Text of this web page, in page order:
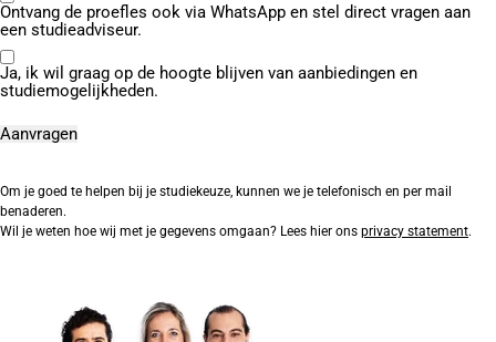
Ontvang de proefles ook via WhatsApp en stel direct vragen aan
een studieadviseur.
Ja, ik wil graag op de hoogte blijven van aanbiedingen en
studiemogelijkheden.
Om je goed te helpen bij je studiekeuze, kunnen we je telefonisch en per mail
benaderen.
Wil je weten hoe wij met je gegevens omgaan? Lees hier ons privacy statement.